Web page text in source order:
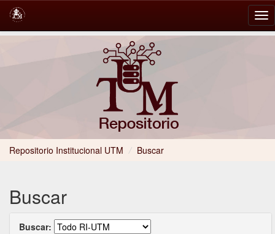
Repositorio Institucional UTM / Buscar
Buscar
Buscar: